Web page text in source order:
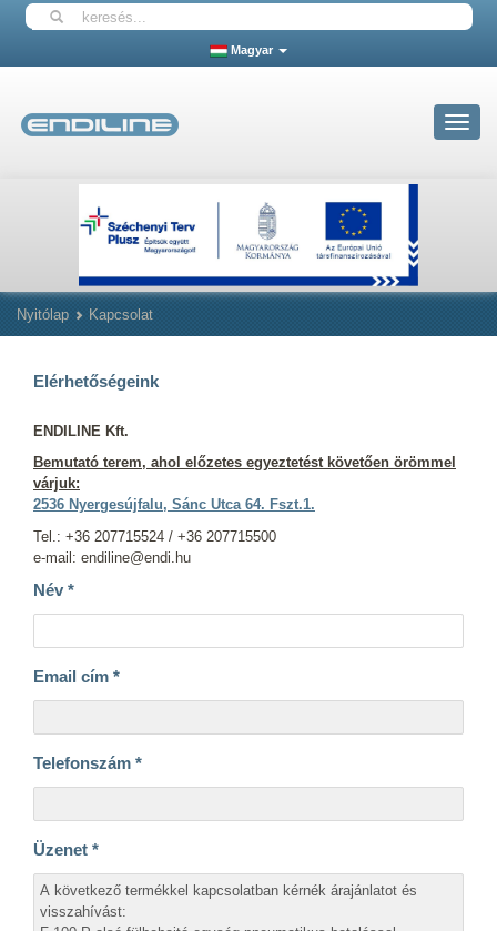
Magyar
Toggle
Nyitólap Kapcsolat
Elérhetőségeink
ENDILINE Kft.
Bemutató terem, ahol előzetes egyeztetést követően örömmel
várjuk:
2536 Nyergesújfalu, Sánc Utca 64. Fszt.1.
Tel.: +36 207715524 / +36 207715500
e-mail: endiline@endi.hu
Név *
Email cím *
Telefonszám *
Üzenet *